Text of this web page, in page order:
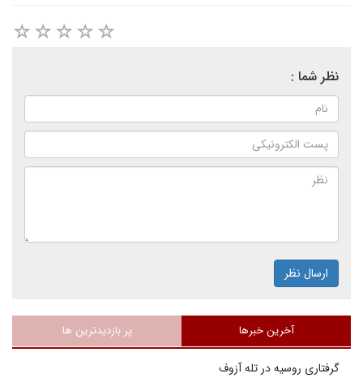
نظر شما :
ارسال نظر
آخرین خبرها پر بازدیدترین ها
گرفتاری روسیه در تله آزوف